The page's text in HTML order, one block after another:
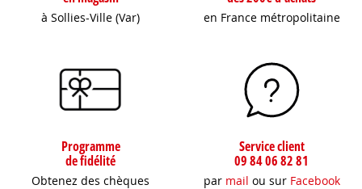
à Sollies-Ville (Var) en France métropolitaine
Programme
de fidélité
Obtenez des chèques
Service client
09 84 06 82 81
par mail ou sur Facebook